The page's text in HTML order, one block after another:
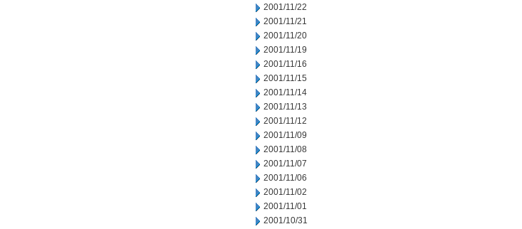
2001/11/22
2001/11/21
2001/11/20
2001/11/19
2001/11/16
2001/11/15
2001/11/14
2001/11/13
2001/11/12
2001/11/09
2001/11/08
2001/11/07
2001/11/06
2001/11/02
2001/11/01
2001/10/31